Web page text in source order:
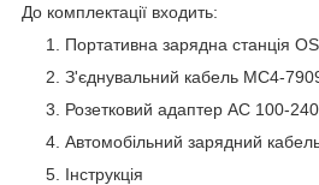
До комплектації входить:
Портативна зарядна станція
З'єднувальний кабель МС4-
Розетковий адаптер АС 100-
Автомобільний зарядний
Інструкція